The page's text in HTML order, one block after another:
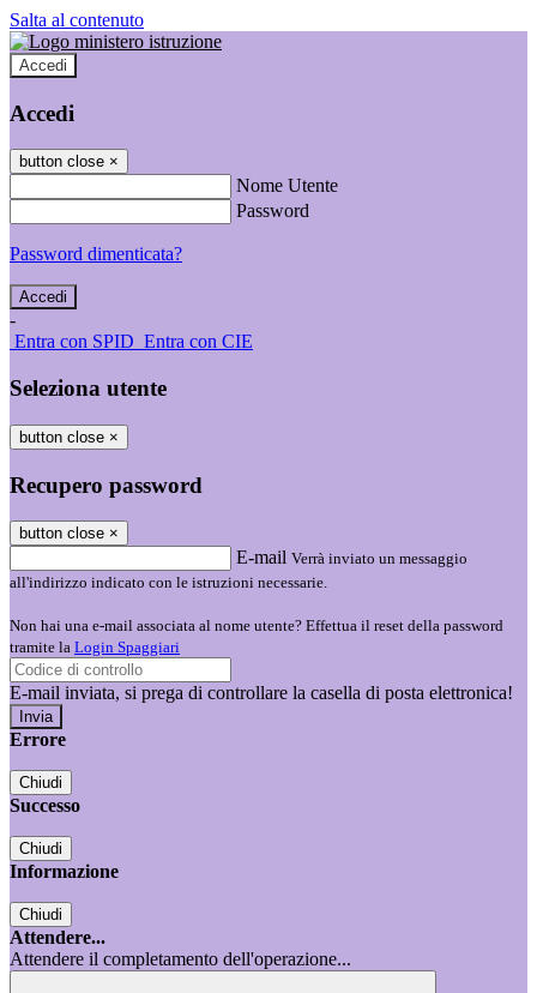
Salta al contenuto
Accedi
Accedi
button close ×
Nome Utente
Password
Password dimenticata?
-
Entra con SPID Entra con CIE
Seleziona utente
button close ×
Recupero password
button close ×
E-mail Verrà inviato un messaggio
all'indirizzo indicato con le istruzioni necessarie.
Non hai una e-mail associata al nome utente? Effettua il reset della password
tramite la Login Spaggiari
E-mail inviata, si prega di controllare la casella di posta elettronica!
Errore
Chiudi
Successo
Chiudi
Informazione
Chiudi
Attendere...
Attendere il completamento dell'operazione...